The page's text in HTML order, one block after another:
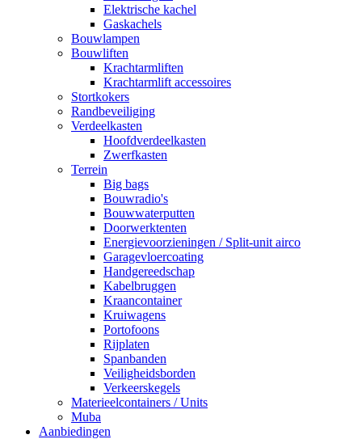
Elektrische kachel
Gaskachels
Bouwlampen
Bouwliften
Krachtarmliften
Krachtarmlift accessoires
Stortkokers
Randbeveiliging
Verdeelkasten
Hoofdverdeelkasten
Zwerfkasten
Terrein
Big bags
Bouwradio's
Bouwwaterputten
Doorwerktenten
Energievoorzieningen / Split-unit airco
Garagevloercoating
Handgereedschap
Kabelbruggen
Kraancontainer
Kruiwagens
Portofoons
Rijplaten
Spanbanden
Veiligheidsborden
Verkeerskegels
Materieelcontainers / Units
Muba
Aanbiedingen